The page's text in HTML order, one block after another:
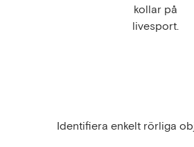
kollar på
livesport.
Identifiera enkelt rörliga